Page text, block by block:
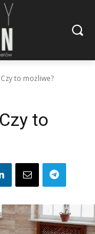
to możliwe?
to